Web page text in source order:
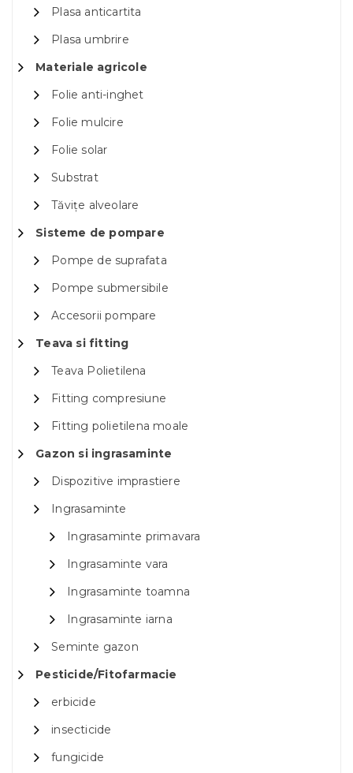
Plasa anticartita
Plasa umbrire
Materiale agricole
Folie anti-inghet
Folie mulcire
Folie solar
Substrat
Tăvițe alveolare
Sisteme de pompare
Pompe de suprafata
Pompe submersibile
Accesorii pompare
Teava si fitting
Teava Polietilena
Fitting compresiune
Fitting polietilena moale
Gazon si ingrasaminte
Dispozitive imprastiere
Ingrasaminte
Ingrasaminte primavara
Ingrasaminte vara
Ingrasaminte toamna
Ingrasaminte iarna
Seminte gazon
Pesticide/Fitofarmacie
erbicide
insecticide
fungicide